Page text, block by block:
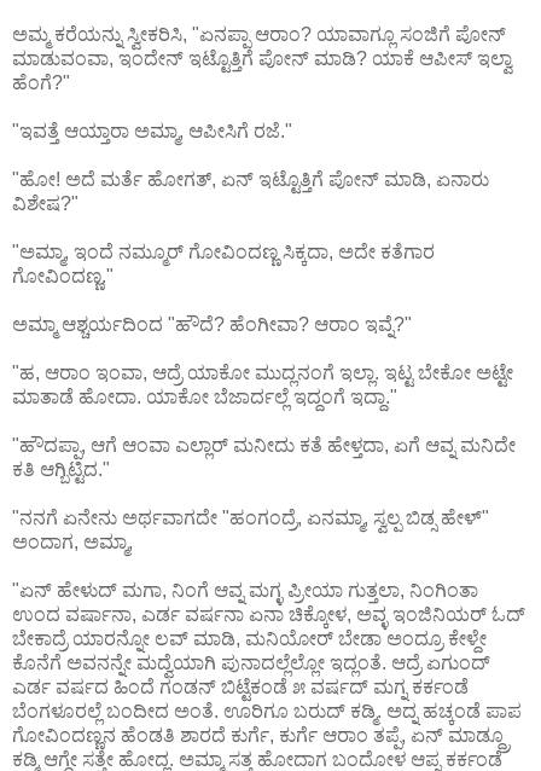
ಅಮ್ಮ ಕರೆಯನ್ನು ಸ್ವೀಕರಿಸಿ, "ಏನಪ್ಪಾ ಆರಾಂ? ಯಾವಾಗ್ಲೂ ಸಂಜಿಗೆ ಪೋನ್
ಮಾಡುವಂವಾ, ಇಂದೇನ್ ಇಟ್ಟೊತ್ತಿಗೆ ಪೋನ್ ಮಾಡಿ? ಯಾಕೆ ಆಪೀಸ್ ಇಲ್ವಾ
ಹೆಂಗೆ?"
"ಇವತ್ತೆ ಆಯ್ತಾರಾ ಅಮ್ಮಾ, ಆಪೀಸಿಗೆ ರಜೆ."
"ಹೋ! ಅದೆ ಮರ್ತೆ ಹೋಗತ್, ಏನ್ ಇಟ್ಟೊತ್ತಿಗೆ ಪೋನ್ ಮಾಡಿ, ಏನಾರು
ವಿಶೇಷ?"
"ಅಮ್ಮಾ, ಇಂದೆ ನಮ್ಮೂರ್ ಗೋವಿಂದಣ್ಣ ಸಿಕ್ಕದಾ, ಅದೇ ಕತೆಗಾರ
ಗೋವಿಂದಣ್ಣ."
ಅಮ್ಮಾ ಆಶ್ಚರ್ಯದಿಂದ "ಹೌದೆ? ಹೆಂಗೀವಾ? ಆರಾಂ ಇವ್ನೆ?"
"ಹ, ಆರಾಂ ಇಂವಾ, ಆದ್ರೆ ಯಾಕೋ ಮುದ್ಲನಂಗೆ ಇಲ್ಲಾ. ಇಟ್ಟ ಬೇಕೋ ಅಟ್ಟೇ
ಮಾತಾಡೆ ಹೋದಾ. ಯಾಕೋ ಬೆಜಾರ್ದಲ್ಲೆ ಇದ್ದಂಗೆ ಇದ್ದಾ."
"ಹೌದಪ್ಪಾ, ಆಗೆ ಆಂವಾ ಎಲ್ಲಾರ್ ಮನೀದು ಕತೆ ಹೇಳ್ತದಾ, ಏಗೆ ಆವ್ನ ಮನಿದೇ
ಕತಿ ಆಗ್ಬಿಟ್ಟಿದ."
"ನನಗೆ ಏನೇನು ಅರ್ಥವಾಗದೇ "ಹಂಗಂದ್ರೆ, ಏನಮ್ಮಾ, ಸ್ವಲ್ಪ ಬಿಡ್ಸ ಹೇಳ್"
ಅಂದಾಗ, ಅಮ್ಮಾ,
"ಏನ್ ಹೇಳುದ್ ಮಗಾ, ನಿಂಗೆ ಆವ್ನ ಮಗ್ಳ ಪ್ರೀಯಾ ಗುತ್ತಲಾ, ನಿಂಗಿಂತಾ
ಉಂದ ವರ್ಷಾನಾ, ಎರ್ಡ ವರ್ಷನಾ ಏನಾ ಚಿಕ್ಕೋಳ, ಅವ್ಳ ಇಂಜಿನಿಯರ್ ಓದ್
ಬೇಕಾದ್ರೆ ಯಾರನ್ನೋ ಲವ್ ಮಾಡಿ, ಮನಿಯೋರ್ ಬೇಡಾ ಅಂದ್ರೂ ಕೇಳ್ದೇ
ಕೊನೆಗೆ ಅವನನ್ನೇ ಮದ್ವೆಯಾಗಿ ಪುನಾದಲ್ಲೆಲ್ಲೋ ಇದ್ಲಂತೆ. ಆದ್ರೆ ಏಗುಂದ್
ಎರ್ಡ ವರ್ಷದ ಹಿಂದೆ ಗಂಡನ್ ಬಿಟ್ಟೆಕಂಡೆ ೫ ವರ್ಷದ್ ಮಗ್ನ ಕರ್ಕಂಡೆ
ಬೆಂಗಳೂರಲ್ಲೆ ಬಂದೀದ ಅಂತೆ. ಊರಿಗೂ ಬರುದ್ ಕಡ್ಮಿ. ಅದ್ನ ಹಚ್ಕಂಡೆ ಪಾಪ
ಗೋವಿಂದಣ್ಣನ ಹೆಂಡತಿ ಶಾರದೆ ಕುರ್ಗೆ, ಕುರ್ಗೆ ಆರಾಂ ತಪ್ಪೆ, ಏನ್ ಮಾಡ್ದ್ರೂ
ಕಡ್ಮಿ ಆಗ್ದೇ ಸತ್ತೇ ಹೋದ್ಲ. ಅಮ್ಮಾ ಸತ್ತ ಹೋದಾಗ ಬಂದೋಳ ಆಪ್ನ ಕರ್ಕಂಡೆ